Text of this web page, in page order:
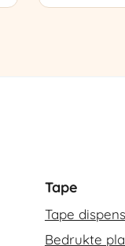
Tape
Tape
Bedrukte